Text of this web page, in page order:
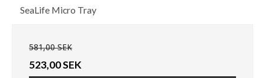
SeaLife Micro Tray
581,00 SEK
523,00 SEK